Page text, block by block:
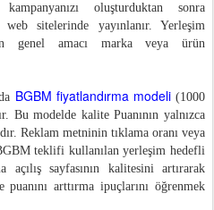
oluşturduktan sonra
sitelerinde yayınlanır. Yerleşim
genel amacı marka veya ürün
BGBM fiyatlandırma modeli(1000
Bu modelde kalite Puanının yalnızca
Reklam metninin tıklama oranı veya
teklifi kullanılan yerleşim hedefli
sayfasının kalitesini artırarak
arttırma ipuçlarını öğrenmek